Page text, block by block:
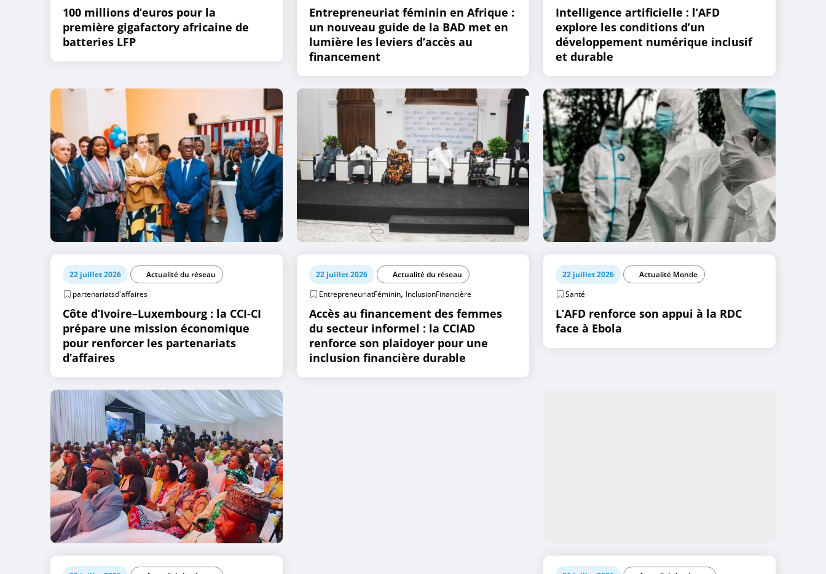
100 millions d’euros pour la
première gigafactory africaine de
batteries LFP
Entrepreneuriat féminin en Afrique :
un nouveau guide de la BAD met en
lumière les leviers d’accès au
financement
Intelligence artificielle : l’AFD
explore les conditions d’un
développement numérique inclusif
et durable
22 juillet 2026
Actualité du réseau
partenariatsd'affaires
Côte d’Ivoire–Luxembourg : la CCI-CI
prépare une mission économique
pour renforcer les partenariats
d’affaires
22 juillet 2026
Actualité du réseau
EntrepreneuriatFéminin, InclusionFinancière
Accès au financement des femmes
du secteur informel : la CCIAD
renforce son plaidoyer pour une
inclusion financière durable
22 juillet 2026
Actualité Monde
Santé
L’AFD renforce son appui à la RDC
face à Ebola